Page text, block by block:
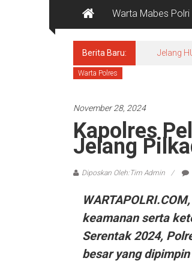
Warta Mabes Polri
Berita Baru: Jelang
Warta Polres
November 28, 2024
Kapolres
Jelang
Diposkan Oleh:Tim Admin
keamanan serta
Serentak 2024,
besar yang